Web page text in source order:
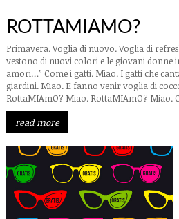
ROTTAMIAMO?
Primavera. Voglia di nuovo. Voglia di
vestono di nuovi colori e le giovani donne
amori…” Come i gatti. Miao. I gatti che
giardini. Miao. E fanno venir voglia di
RottaMIAmO? Miao. RottaMIAmO? Miao.
read more